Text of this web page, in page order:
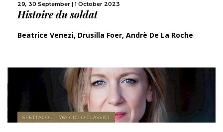
29, 30 September | 1 October 2023
Histoire du soldat
Beatrice Venezi, Drusilla Foer, Andrè De La Roche
SPETTACOLI - 76° CICLO CLASSICI
MORE